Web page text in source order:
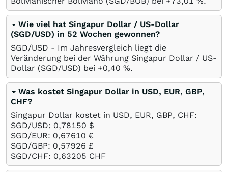
Wie viel hat Singapur Dollar / US-Dollar
(SGD/USD) in 52 Wochen gewonnen?
SGD/USD - Im Jahresvergleich liegt die
Veränderung bei der Währung Singapur Dollar / US-
Dollar (SGD/USD) bei +0,40 %.
Was kostet Singapur Dollar in USD, EUR, GBP,
CHF?
Singapur Dollar kostet in USD, EUR, GBP, CHF:
SGD/USD: 0,78150 $
SGD/EUR: 0,67610 €
SGD/GBP: 0,57926 £
SGD/CHF: 0,63205 CHF